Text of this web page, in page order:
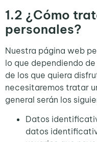
1.2 ¿Cómo
personales?
Nuestra página web
lo que dependiendo
de los que quiera
necesitaremos tratar
general serán los
Datos
datos